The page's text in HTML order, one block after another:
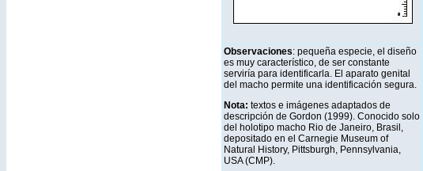
Observaciones: pequeña especie, el diseño
es muy característico, de ser constante
serviría para identificarla. El aparato genital
del macho permite una identificación segura.
Nota: textos e imágenes adaptados de
descripción de Gordon (1999). Conocido solo
del holotipo macho Rio de Janeiro, Brasil,
depositado en el Carnegie Museum of
Natural History, Pittsburgh, Pennsylvania,
USA (CMP).